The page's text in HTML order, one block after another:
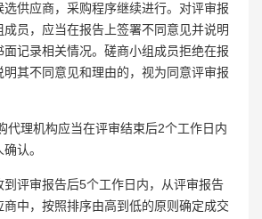
供应商，采购程序继续进行。对评审报
员，应当在报告上签署不同意见并说明
记录相关情况。磋商小组成员拒绝在报
其不同意见和理由的，视为同意评审报
代理机构应当在评审结束后2个工作日内
认。
到评审报告后5个工作日内，从评审报告
中，按照排序由高到低的原则确定成交